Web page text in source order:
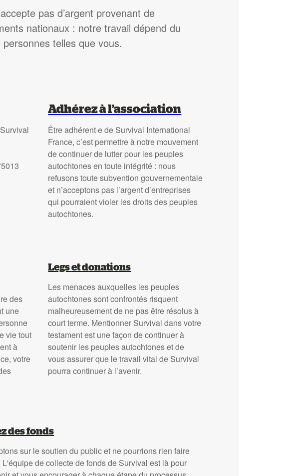
pas d’argent provenant de
nationaux : notre travail dépend du
telles que vous.
Adhérez à l’association
Être adhérent·e de Survival International
France, c’est permettre à notre mouvement
de continuer de lutter pour les peuples
autochtones en toute intégrité : nous
refusons toute subvention gouvernementale
et n’acceptons pas l’argent d’entreprises
qui pourraient violer les droits des peuples
autochtones.
des
une
vie tout
à
votre
Legs et donations
Les menaces auxquelles les peuples
autochtones sont confrontés risquent
malheureusement de ne pas être résolus à
court terme. Mentionner Survival dans votre
testament est une façon de continuer à
soutenir les peuples autochtones et de
vous assurer que le travail vital de Survival
pourra continuer à l’avenir.
des fonds
sur le soutien du public et ne pourrions rien faire
L'équipe de collecte de fonds de Survival est là pour